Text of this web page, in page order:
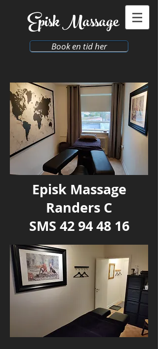
​EpiskMassage
Book en tid her
Episk Massage
Randers C
SMS 42 94 48 16